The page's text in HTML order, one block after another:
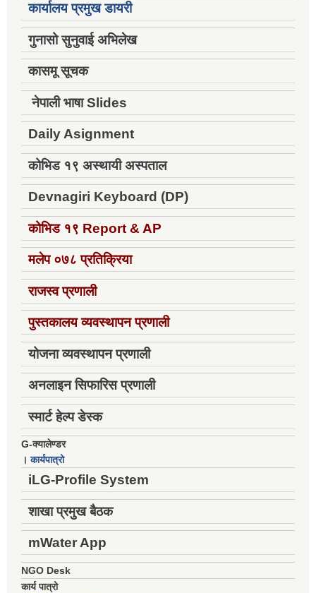
कार्यालय प्रमुख डायरी
गुनासो सुनुवाई अभिलेख
कासमू सूचक
नेपाली भाषा Slides
Daily Asignment
कोभिड १९ अस्थायी अस्पताल
Devnagiri Keyboard (DP)
कोभिड १९ Report & AP
मलेप ०७८ प्रतिक्रिया
राजस्व प्रणाली
पुस्तकालय व्यवस्थापन प्रणाली
योजना व्यवस्थापन प्रणाली
अनलाइन सिफारिस प्रणाली
स्मार्ट हेल्प डेस्क
G-क्यालेण्डर
।कार्यपात्रो
iLG-Profile System
शाखा प्रमुख बैठक
mWater App
NGO Desk
कार्य पात्रो